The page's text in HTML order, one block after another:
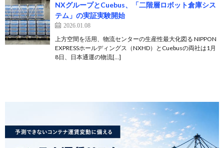
NXグループとCuebus、「二階層ロボット倉庫シス
テム」の実証実験開始
2026.01.08
上方空間を活用、物流センターの生産性最大化図る NIPPON
EXPRESSホールディングス（NXHD）とCuebusの両社は1月
8日、日本通運の物流[…]